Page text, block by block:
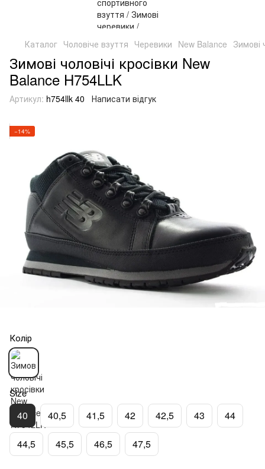
Каталог Чоловіче взуття Черевики New Balance Зимові
Зимові чоловічі кросівки New
Balance H754LLK
Артикул: h754llk 40 Написати відгук
−14%
Колір
Size
40 40,5 41,5 42 42,5 43 44
44,5 45,5 46,5 47,5